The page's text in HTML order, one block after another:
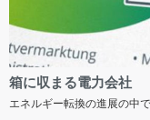
箱に収まる電力会社
エネルギー転換の進展の中